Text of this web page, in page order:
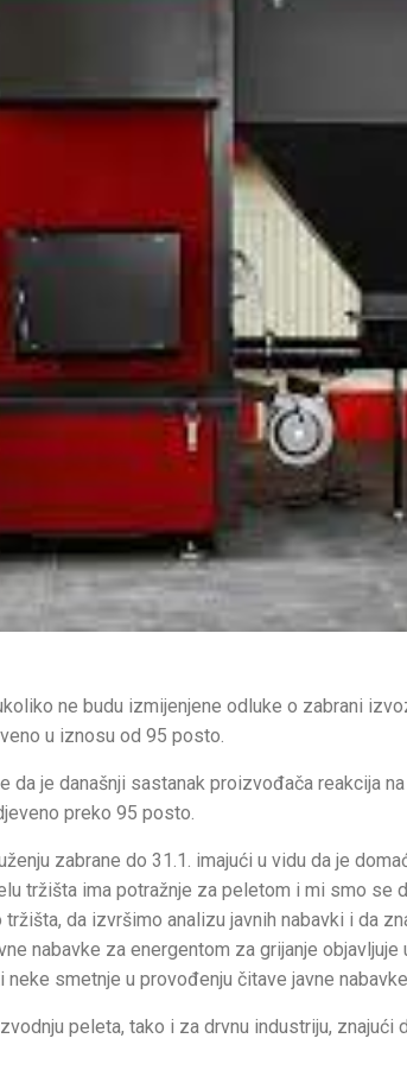
ne budu izmijenjene odluke o zabrani
u iznosu od 95 posto.
je današnji sastanak proizvođača reakcija
preko 95 posto.
zabrane do 31.1. imajući u vidu da je
tržišta ima potražnje za peletom i mi smo se
da izvršimo analizu javnih nabavki i da
nabavke za energentom za grijanje objavljuje
smetnje u provođenju čitave javne
peleta, tako i za drvnu industriju,